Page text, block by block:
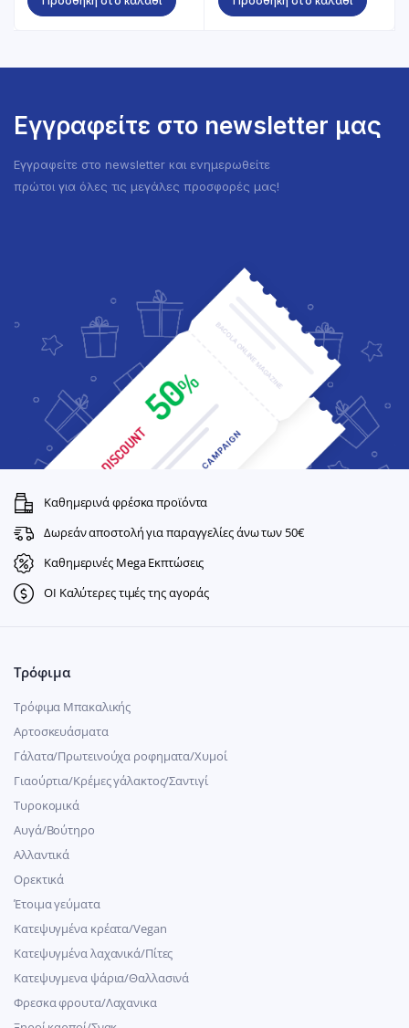
Εγγραφείτε στο newsletter μας
Εγγραφείτε στο newsletter και ενημερωθείτε
πρώτοι για όλες τις μεγάλες προσφορές μας!
Καθημερινά φρέσκα προϊόντα
Δωρεάν αποστολή για παραγγελίες άνω των 50€
Καθημερινές Mega Εκπτώσεις
ΟΙ Καλύτερες τιμές της αγοράς
Τρόφιμα
Τρόφιμα Μπακαλικής
Αρτοσκευάσματα
Γάλατα/Πρωτεινούχα ροφηματα/Χυμοί
Γιαούρτια/Κρέμες γάλακτος/Σαντιγί
Τυροκομικά
Αυγά/Βούτηρο
Αλλαντικά
Ορεκτικά
Έτοιμα γεύματα
Κατεψυγμένα κρέατα/Vegan
Kατεψυγμένα λαχανικά/Πίτες
Κατεψυγμενα ψάρια/Θαλλασινά
Φρεσκα φρουτα/Λαχανικα